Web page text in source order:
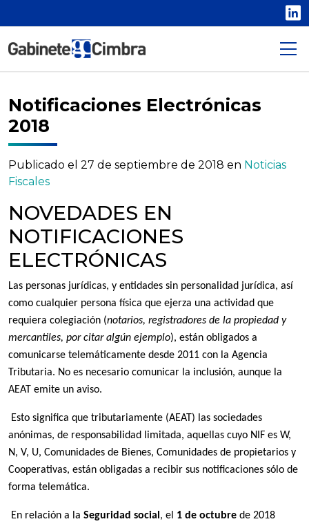
Notificaciones Electrónicas
2018
Publicado el 27 de septiembre de 2018 en Noticias
Fiscales
NOVEDADES EN
NOTIFICACIONES
ELECTRÓNICAS
Las personas jurídicas, y entidades sin personalidad jurídica, así
como cualquier persona física que ejerza una actividad que
requiera colegiación (notarios, registradores de la propiedad y
mercantiles, por citar algún ejemplo), están obligados a
comunicarse telemáticamente desde 2011 con la Agencia
Tributaria. No es necesario comunicar la inclusión, aunque la
AEAT emite un aviso.
Esto significa que tributariamente (AEAT) las sociedades
anónimas, de responsabilidad limitada, aquellas cuyo NIF es W,
N, V, U, Comunidades de Bienes, Comunidades de propietarios y
Cooperativas, están obligadas a recibir sus notificaciones sólo de
forma telemática.
En relación a la Seguridad social , el 1 de octubre de 2018